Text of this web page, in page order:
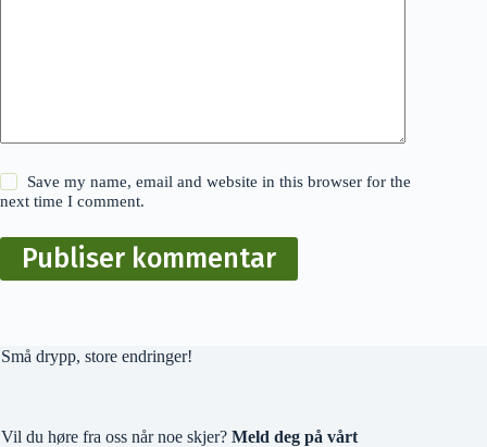
Save my name, email and website in this browser for the
next time I comment.
Publiser kommentar
Små drypp, store endringer!
Vil du høre fra oss når noe skjer? Meld deg på vårt